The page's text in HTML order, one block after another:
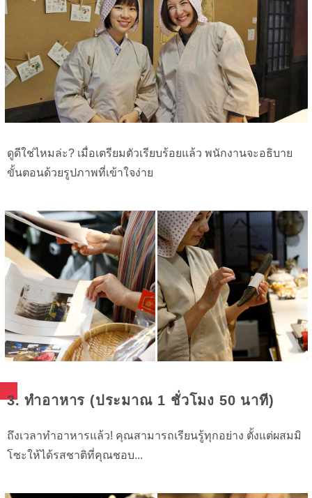
ดูดีใช่ไหมล่ะ? เมื่อเตรียมตัวเรียบร้อยแล้ว พนักงานจะอธิบาย
ขั้นตอนด้วยรูปภาพที่เข้าใจง่าย
3. ทำอาหาร (ประมาณ 1 ชั่วโมง 50 นาที)
ถึงเวลาทำอาหารแล้ว! คุณสามารถเรียนรู้ทุกอย่าง ตั้งแต่ผสมมิ
โซะให้ได้รสชาติที่คุณชอบ...